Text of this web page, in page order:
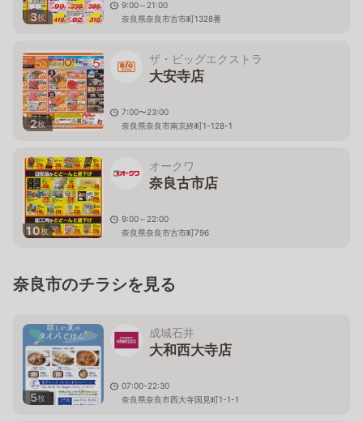
3枚
9:00～21:00
奈良県奈良市古市町1328番
2枚
ザ・ビッグエクストラ
大安寺店
7:00〜23:00
奈良県奈良市南京終町1-128-1
10枚
オークワ
奈良古市店
9:00～22:00
奈良県奈良市古市町796
奈良市のチラシを見る
5枚
成城石井
大和西大寺店
07:00-22:30
奈良県奈良市西大寺国見町1-1-1